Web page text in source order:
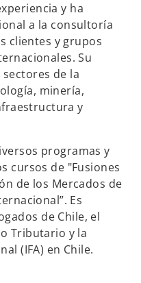
y ha
a la consultoría
clientes y grupos
Su
de la
minería,
y
programas y
cursos de "Fusiones
de los Mercados de
Es
de Chile, el
Tributario y la
(IFA) en Chile.